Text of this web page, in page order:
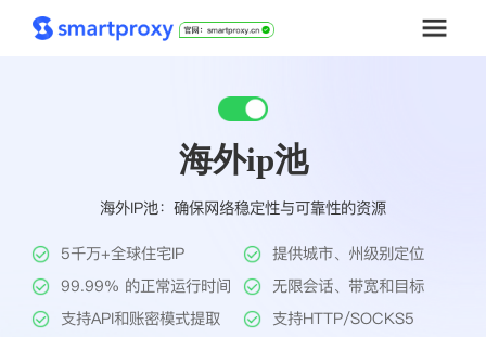
工具
帮助中心
海外ip池
海外IP池：确保网络稳定性与可靠性的资源
5千万+全球住宅IP
提供城市、州级别定位
99.99% 的正常运行时间
无限会话、带宽和目标
支持API和账密模式提取
支持HTTP/SOCKS5